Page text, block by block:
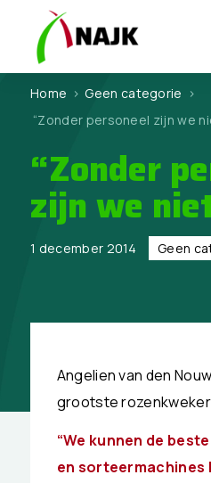
Home > Geen categorie >
“Zonder personeel zijn we
“Zonder
zijn we
1 december 2014 Geen
Angelien van den
grootste
“We kunnen de
en sorteermachines